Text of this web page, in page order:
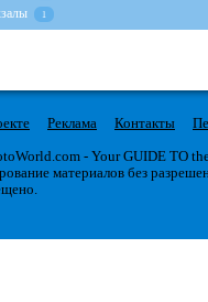
1
Реклама Контакты
- Your GUIDE TO
материалов без